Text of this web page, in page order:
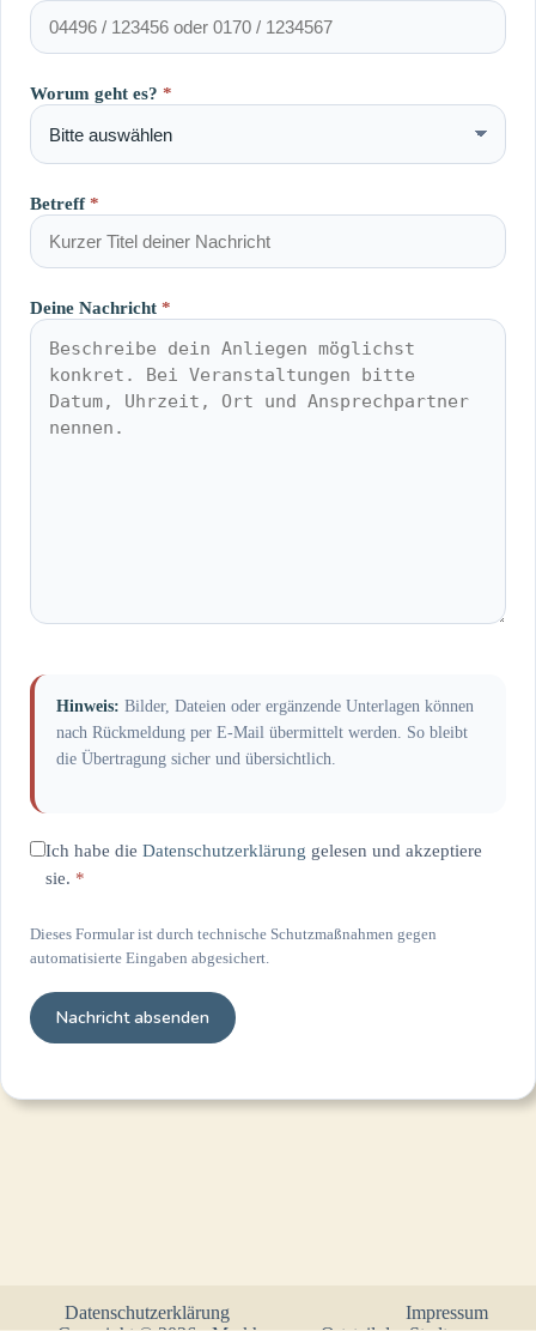
Worum geht es? *
Betreff*
Deine Nachricht *
Hinweis: Bilder, Dateien oder ergänzende Unterlagen können
nach Rückmeldung per E-Mail übermittelt werden. So bleibt
die Übertragung sicher und übersichtlich.
Ich habe die Datenschutzerklärung gelesen und akzeptiere
sie. *
Dieses Formular ist durch technische Schutzmaßnahmen gegen
automatisierte Eingaben abgesichert.
Datenschutzerklärung
Impressum